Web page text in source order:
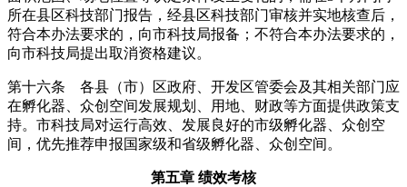
所在县区科技部门报告，经县区科技部门审核并实地核查后，
符合本办法要求的，向市科技局报备；不符合本办法要求的，
向市科技局提出取消资格建议。
第十六条 各县（市）区政府、开发区管委会及其相关部门应
在孵化器、众创空间发展规划、用地、财政等方面提供政策支
持。市科技局对运行高效、发展良好的市级孵化器、众创空
间，优先推荐申报国家级和省级孵化器、众创空间。
第五章 绩效考核